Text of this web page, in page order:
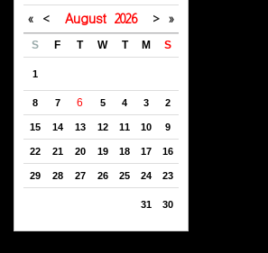
«
<
August 2026
>
»
S
M
T
W
T
F
S
1
2
3
4
5
6
7
8
9
10
11
12
13
14
15
16
17
18
19
20
21
22
23
24
25
26
27
28
29
30
31